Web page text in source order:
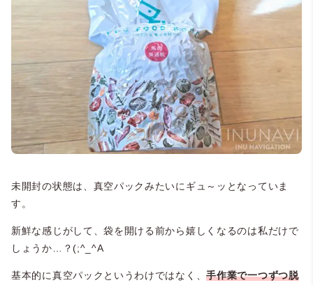
未開封の状態は、真空パックみたいにギュ～ッとなっていま
す。
新鮮な感じがして、袋を開ける前から嬉しくなるのは私だけで
しょうか…？(;^_^A
基本的に真空パックというわけではなく、手作業で一つずつ脱